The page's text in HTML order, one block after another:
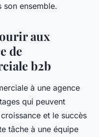
son ensemble.
aux
de
b2b
à une agence
qui peuvent
et le succès
tâche à une équipe